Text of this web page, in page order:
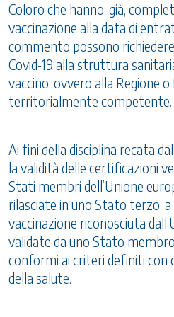
Coloro che hanno, già,
vaccinazione alla data di
commento possono
Covid-19 alla struttura
vaccino, ovvero alla Regione
territorialmente competente.
Ai fini della disciplina recata
la validità delle certificazioni
Stati membri dell’Unione
rilasciate in uno Stato terzo, a
vaccinazione riconosciuta
validate da uno Stato
conformi ai criteri definiti con
della salute.